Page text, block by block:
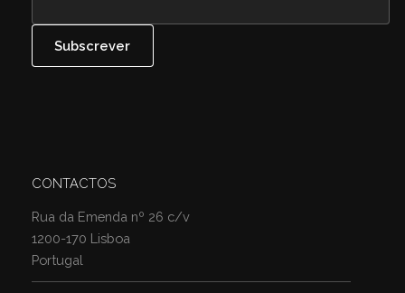
CONTACTOS
Rua da Emenda nº 26 c/v
1200-170 Lisboa
Portugal